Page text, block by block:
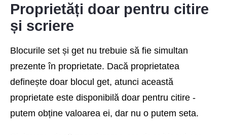
Proprietăți doar pentru citire
și scriere
Blocurile set și get nu trebuie să fie simultan
prezente în proprietate. Dacă proprietatea
definește doar blocul get, atunci această
proprietate este disponibilă doar pentru citire -
putem obține valoarea ei, dar nu o putem seta.